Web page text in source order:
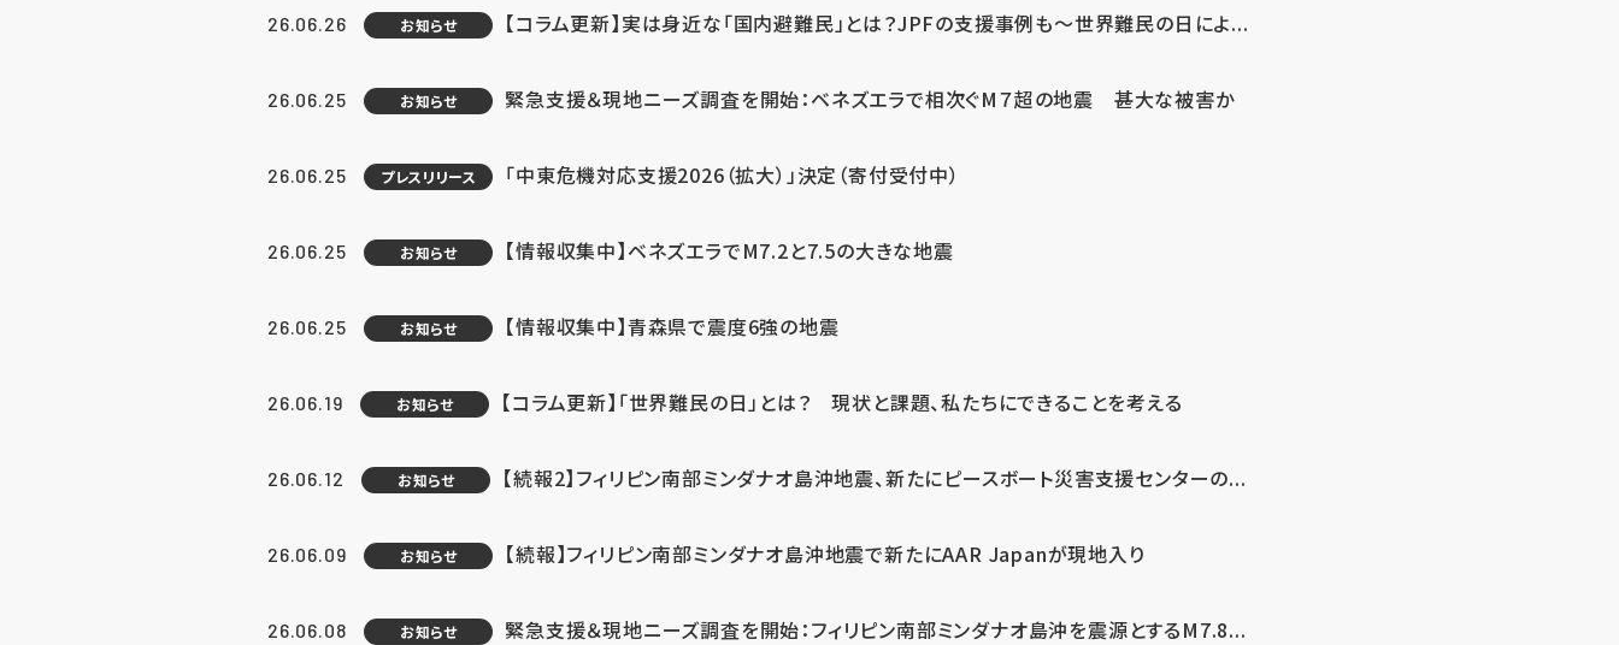
26.06.26 お知らせ 【コラム更新】実は身近な「国内避難民」とは？JPFの支援事例も～世界難民の日によ...
26.06.25 お知らせ 緊急支援＆現地ニーズ調査を開始：ベネズエラで相次ぐM７超の地震 甚大な被害か
26.06.25 プレスリリース 「中東危機対応支援2026（拡大）」決定（寄付受付中）
26.06.25 お知らせ 【情報収集中】ベネズエラでM7.2と7.5の大きな地震
26.06.25 お知らせ 【情報収集中】青森県で震度6強の地震
26.06.19 お知らせ 【コラム更新】「世界難民の日」とは？ 現状と課題、私たちにできることを考える
26.06.12 お知らせ 【続報2】フィリピン南部ミンダナオ島沖地震、新たにピースボート災害支援センターの...
26.06.09 お知らせ 【続報】フィリピン南部ミンダナオ島沖地震で新たにAAR Japanが現地入り
26.06.08 お知らせ 緊急支援＆現地ニーズ調査を開始：フィリピン南部ミンダナオ島沖を震源とするM7.8...